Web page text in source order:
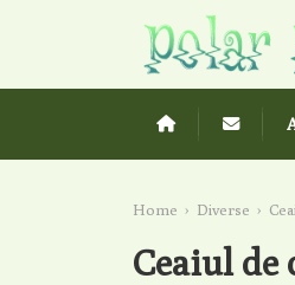
Home › Diverse ›
Ceaiul